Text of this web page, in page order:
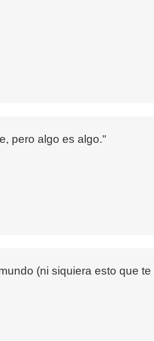
pero algo es algo."
(ni siquiera esto que